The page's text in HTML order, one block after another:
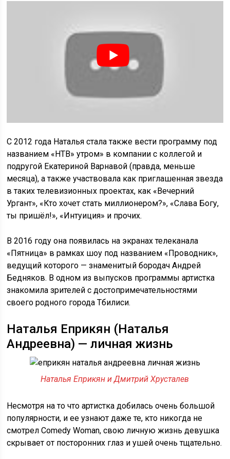
С 2012 года Наталья стала также вести программу под
названием «НТВ» утром» в компании с коллегой и
подругой Екатериной Варнавой (правда, меньше
месяца), а также участвовала как приглашенная звезда
в таких телевизионных проектах, как «Вечерний
Ургант», «Кто хочет стать миллионером?», «Слава Богу,
ты пришёл!», «Интуиция» и прочих.
В 2016 году она появилась на экранах телеканала
«Пятница» в рамках шоу под названием «Проводник»,
ведущий которого — знаменитый бородач Андрей
Бедняков. В одном из выпусков программы артистка
знакомила зрителей с достопримечательностями
своего родного города Тбилиси.
Наталья Еприкян (Наталья
Андреевна) — личная жизнь
Наталья Еприкян и Дмитрий Хрусталев
Несмотря на то что артистка добилась очень большой
популярности, и ее узнают даже те, кто никогда не
смотрел Comedy Woman, свою личную жизнь девушка
скрывает от посторонних глаз и ушей очень тщательно.